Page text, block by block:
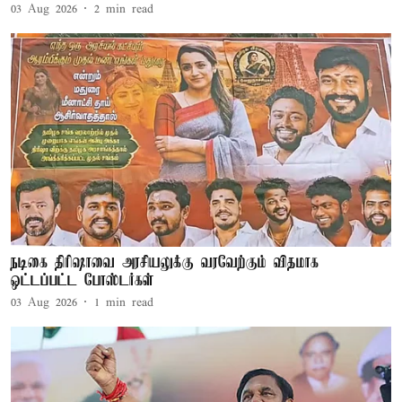
03 Aug 2026 2 min read
நடிகை திரிஷாவை அரசியலுக்கு வரவேற்கும் விதமாக
ஒட்டப்பட்ட போஸ்டர்கள்
03 Aug 2026 1 min read